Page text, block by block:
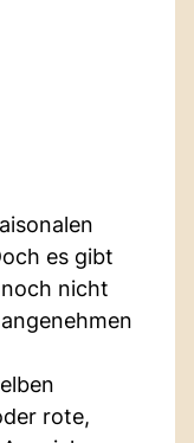
es gibt
nicht
rote,